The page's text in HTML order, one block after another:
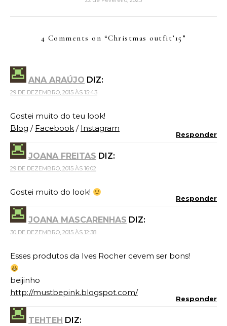
4 Comments on “Christmas outfit’15 ”
ANA ARAÚJO DIZ:
29 DE DEZEMBRO, 2015 ÀS 15:43
Gostei muito do teu look!
Blog / Facebook / Instagram
Responder
JOANA FREITAS DIZ:
29 DE DEZEMBRO, 2015 ÀS 16:02
Gostei muito do look!
Responder
JOANA MASCARENHAS DIZ:
30 DE DEZEMBRO, 2015 ÀS 12:38
Esses produtos da Ives Rocher cevem ser bons!
beijinho
http://mustbepink.blogspot.com/
Responder
TEHTEH DIZ: